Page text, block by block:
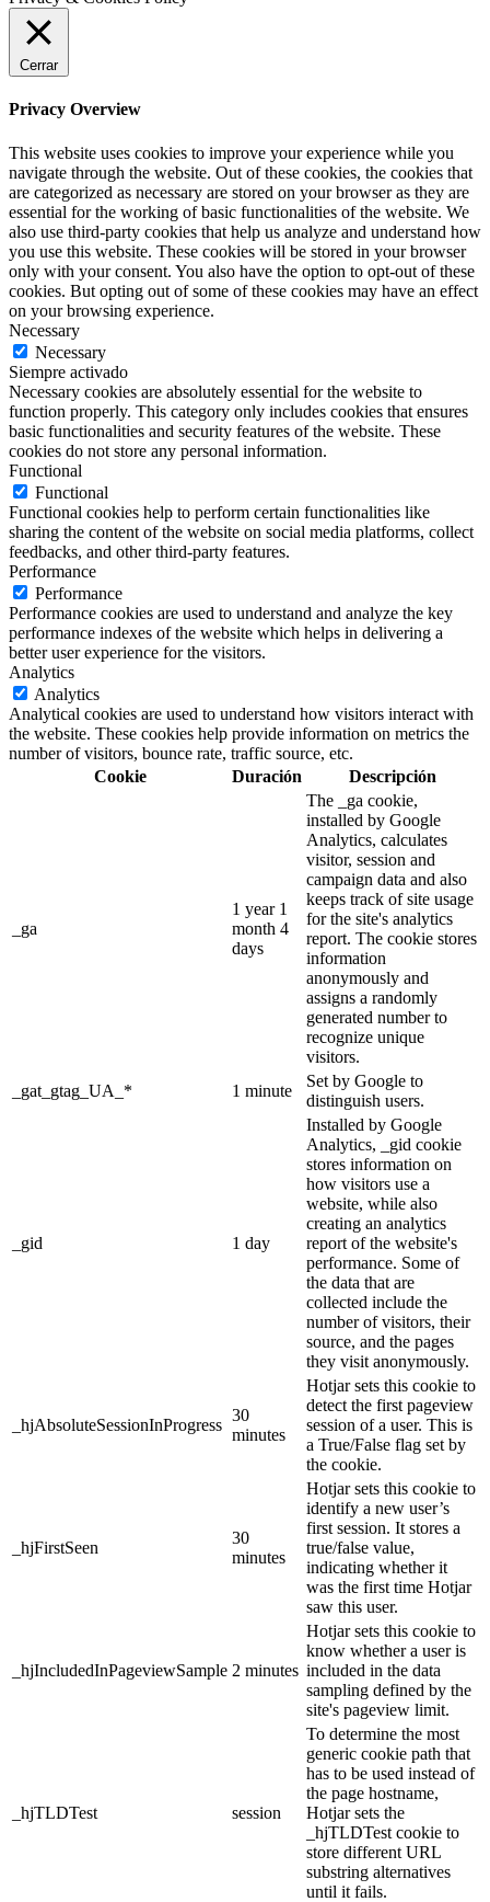
Cerrar
Privacy Overview
This website uses cookies to improve your experience while you
navigate through the website. Out of these cookies, the cookies that
are categorized as necessary are stored on your browser as they are
essential for the working of basic functionalities of the website. We
also use third-party cookies that help us analyze and understand how
you use this website. These cookies will be stored in your browser
only with your consent. You also have the option to opt-out of these
cookies. But opting out of some of these cookies may have an effect
on your browsing experience.
Necessary
Necessary
Siempre activado
Necessary cookies are absolutely essential for the website to
function properly. This category only includes cookies that ensures
basic functionalities and security features of the website. These
cookies do not store any personal information.
Functional
Functional
Functional cookies help to perform certain functionalities like
sharing the content of the website on social media platforms, collect
feedbacks, and other third-party features.
Performance
Performance
Performance cookies are used to understand and analyze the key
performance indexes of the website which helps in delivering a
better user experience for the visitors.
Analytics
Analytics
Analytical cookies are used to understand how visitors interact with
the website. These cookies help provide information on metrics the
number of visitors, bounce rate, traffic source, etc.
Cookie
Duración Descripción
_ga
1 year 1
month 4
days
The _ga cookie,
installed by Google
Analytics, calculates
visitor, session and
campaign data and also
keeps track of site usage
for the site's analytics
report. The cookie stores
information
anonymously and
assigns a randomly
generated number to
recognize unique
visitors.
_gat_gtag_UA_*
1 minute
Set by Google to
distinguish users.
_gid 1 day
Installed by Google
Analytics, _gid cookie
stores information on
how visitors use a
website, while also
creating an analytics
report of the website's
performance. Some of
the data that are
collected include the
number of visitors, their
source, and the pages
they visit anonymously.
_hjAbsoluteSessionInProgress
30
minutes
Hotjar sets this cookie to
detect the first pageview
session of a user. This is
a True/False flag set by
the cookie.
_hjFirstSeen
30
minutes
Hotjar sets this cookie to
identify a new user’s
first session. It stores a
true/false value,
indicating whether it
was the first time Hotjar
saw this user.
_hjIncludedInPageviewSample 2 minutes
Hotjar sets this cookie to
know whether a user is
included in the data
sampling defined by the
site's pageview limit.
_hjTLDTest session
To determine the most
generic cookie path that
has to be used instead of
the page hostname,
Hotjar sets the
_hjTLDTest cookie to
store different URL
substring alternatives
until it fails.